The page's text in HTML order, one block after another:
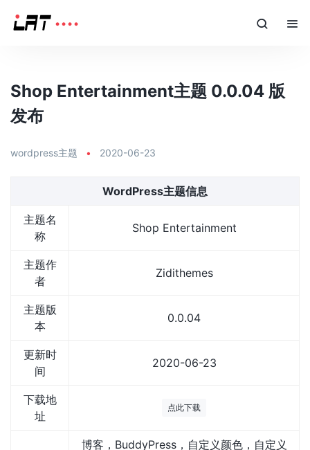
Shop Entertainment主题 0.0.04 版
发布
wordpress主题 • 2020-06-23
WordPress主题信息
主题名
称
Shop Entertainment
主题作
者
Zidithemes
主题版
本
0.0.04
更新时
间
2020-06-23
下载地
址
点此下载
博客，BuddyPress，自定义颜色，自定义